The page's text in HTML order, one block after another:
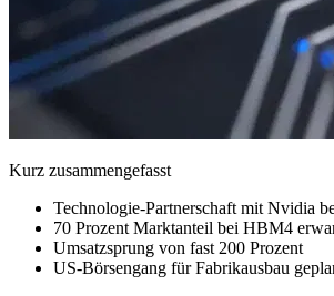
Kurz zusammengefasst
Technologie-Partnerschaft mit Nvidia
70 Prozent Marktanteil bei HBM4
Umsatzsprung von fast 200 Prozent
US-Börsengang für Fabrikausbau